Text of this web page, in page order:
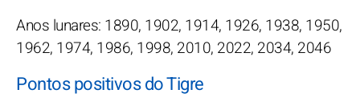
Anos lunares: 1890, 1902, 1914, 1926, 1938, 1950,
1962, 1974, 1986, 1998, 2010, 2022, 2034, 2046
Pontos positivos do Tigre